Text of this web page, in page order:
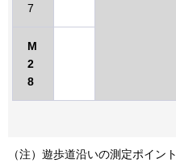
7
M
2
8
（注）遊歩道沿いの測定ポイント